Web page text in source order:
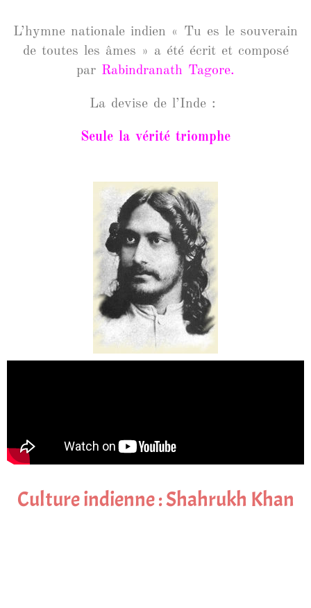
L’hymne nationale indien « Tu es le souverain
de toutes les âmes » a été écrit et composé
par Rabindranath Tagore.
La devise de l’Inde :
Seule la vérité triomphe
Culture indienne : Shahrukh Khan